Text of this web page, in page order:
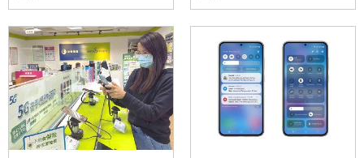
張 SAMSUNG Galaxy A55 5G
產品渲染圖，透露新機將沿用
Galaxy A1
機賣場，可說是安卓陣營中擁有
最頂尖人氣的機種。隨著
SAMSUNG Galaxy A54 5G、
A34 5G 系列上市超